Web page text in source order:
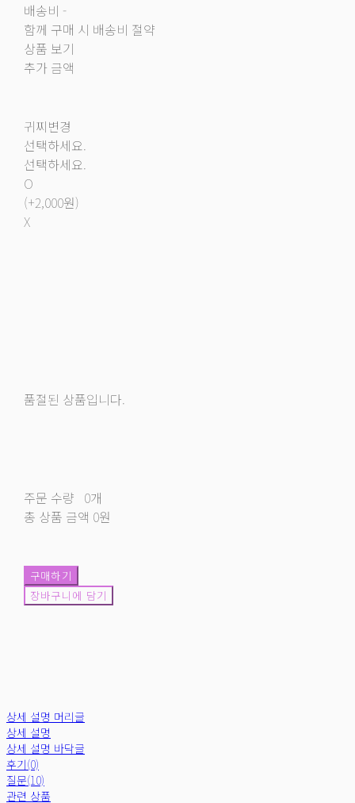
배송비 -
함께 구매 시 배송비 절약
상품 보기
추가 금액
귀찌변경
선택하세요.
선택하세요.
O
(+2,000원)
X
품절된 상품입니다.
주문 수량 0개
총 상품 금액 0원
구매하기
장바구니에 담기
상세 설명 머리글
상세 설명
상세 설명 바닥글
후기(0)
질문(10)
관련 상품